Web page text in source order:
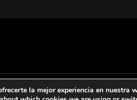
la mejor experiencia en nuestra